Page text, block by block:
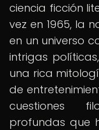
ciencia ficción
vez en 1965, la
en un universo
intrigas
una rica
de
cuestiones
profundas que